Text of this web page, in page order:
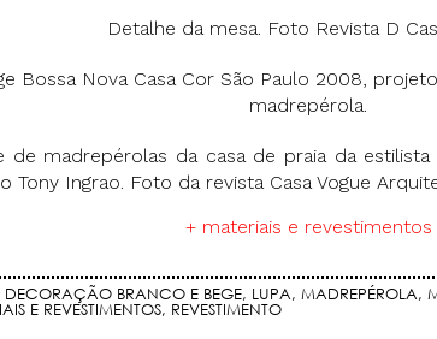
Detalhe da mesa. Foto Revista D
Bossa Nova Casa Cor São Paulo 2008,
madrepérola.
de madrepérolas da casa de praia da estilista
Tony Ingrao. Foto da revista Casa Vogue
+ materiais e revestimentos
DECORAÇÃO BRANCO E BEGE, LUPA, MADREPÉROLA,
E REVESTIMENTOS, REVESTIMENTO